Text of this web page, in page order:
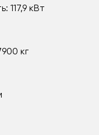
117,9 кВт
кг